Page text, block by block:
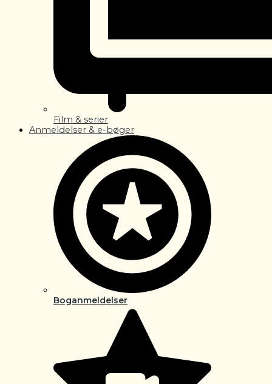
Film & serier
Anmeldelser & e-bøger
Boganmeldelser